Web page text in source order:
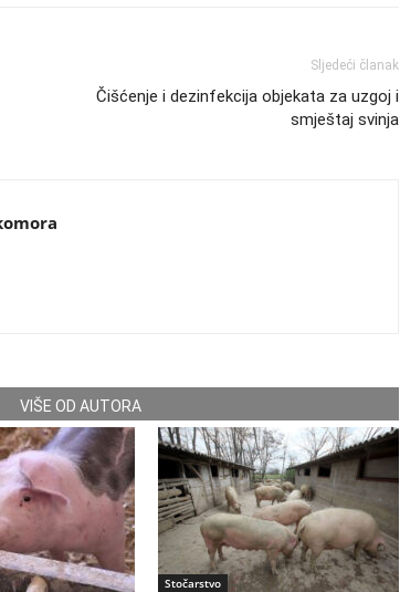
Sljedeći članak
Čišćenje i dezinfekcija objekata za uzgoj i
smještaj svinja
VIŠE OD AUTORA
Stočarstvo